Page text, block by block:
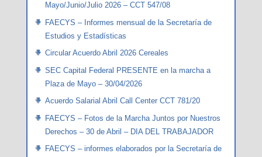
Mayo/Junio/Julio 2026 – CCT 547/08
FAECYS – Informes mensual de la Secretaría de
Estudios y Estadísticas
Circular Acuerdo Abril 2026 Cereales
SEC Capital Federal PRESENTE en la marcha a
Plaza de Mayo – 30/04/2026
Acuerdo Salarial Abril Call Center CCT 781/20
FAECYS – Fotos de la Marcha Juntos por Nuestros
Derechos – 30 de Abril – DIA DEL TRABAJADOR
FAECYS – informes elaborados por la Secretaría de